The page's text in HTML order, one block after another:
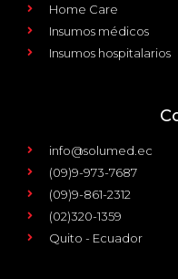
Home Care
Insumos médicos
Insumos hospitalarios
info@solumed.ec
(09)9-973-7687
(09)9-861-2312
(02)320-1359
Quito - Ecuador